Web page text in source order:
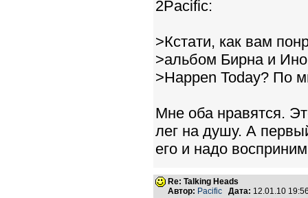
2Pacific:
>Кстати, как вам
>альбом Бирна и
>Happen Today? По
Мне оба нравятся.
лег на душу. А
его и надо
Re: Talking Heads
Автор: Pacific Дата: 12.01.10